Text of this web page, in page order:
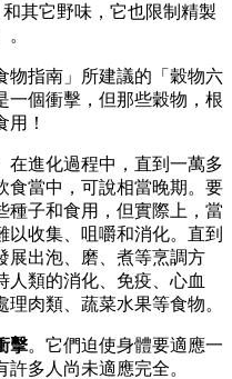
其它野味，它也限制精製
物指南」所建議的「穀物六
一個衝擊，但那些穀物，根
！
在進化過程中，直到一萬多
食當中，可說相當晚期。要
種子和食用，但實際上，當
以收集、咀嚼和消化。直到
展出泡、磨、煮等烹調方
人類的消化、免疫、心血
肉類、蔬菜水果等食物。
擊。它們迫使身體要適應一
多人尚未適應完全。